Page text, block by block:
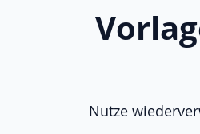
Nutze